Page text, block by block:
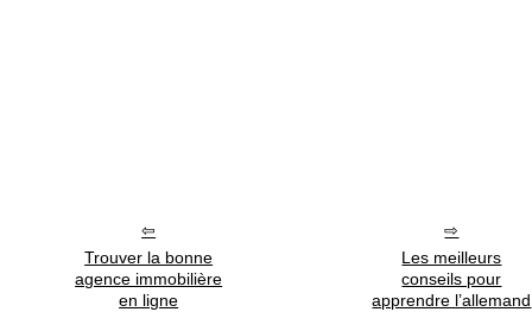
Trouver la bonne
agence immobilière
en ligne
Les meilleurs
conseils pour
apprendre l’allemand